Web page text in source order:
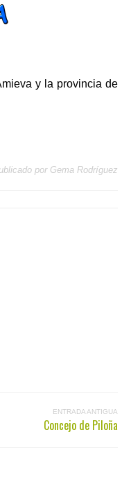
y la provincia de
por Gema Rodríguez
ENTRADA ANTIGUA
Concejo de Piloña